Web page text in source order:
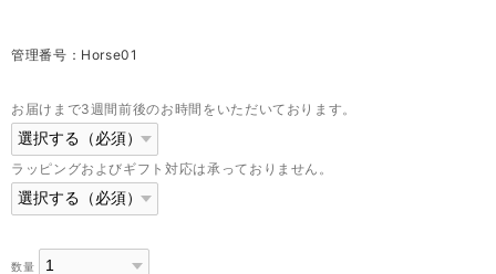
管理番号：Horse01
お届けまで3週間前後のお時間をいただいております。
ラッピングおよびギフト対応は承っておりません。
数量